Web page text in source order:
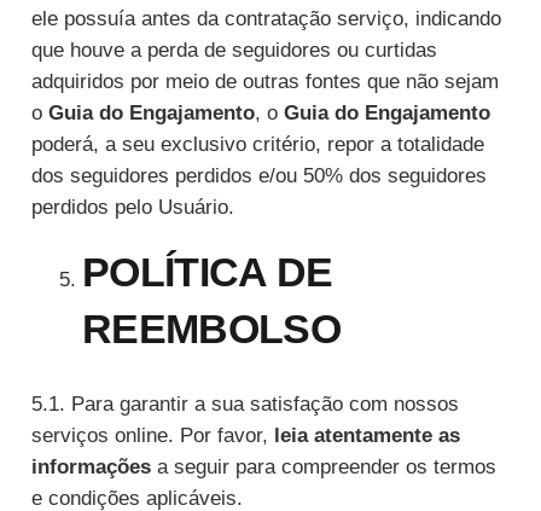
ele possuía antes da contratação serviço, indicando
que houve a perda de seguidores ou curtidas
adquiridos por meio de outras fontes que não sejam
o Guia do Engajamento, o Guia do Engajamento
poderá, a seu exclusivo critério, repor a totalidade
dos seguidores perdidos e/ou 50% dos seguidores
perdidos pelo Usuário.
POLÍTICA DE
REEMBOLSO
5.1. Para garantir a sua satisfação com nossos
serviços online. Por favor, leia atentamente as
informaçõesa seguir para compreender os termos
e condições aplicáveis.